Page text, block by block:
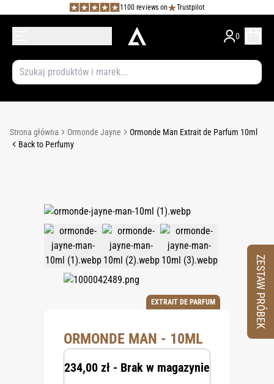
1100 reviews on Trustpilot
0
Strona główna Ormonde Jayne
Ormonde Man Extrait de Parfum 10ml
Back to Perfumy
EXTRAIT DE PARFUM
ORMONDE MAN - 10ML
234,00 zł - Brak w magazynie
ZESTAW PRÓBEK